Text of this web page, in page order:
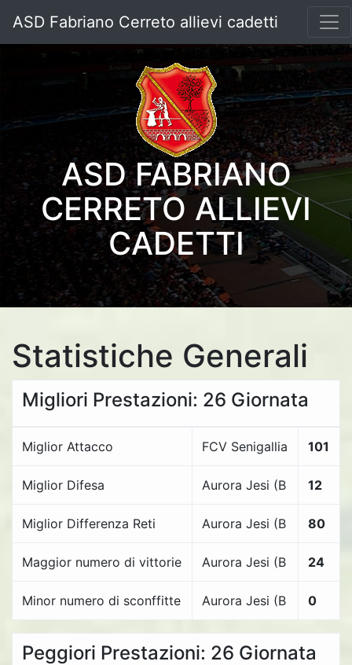
ASD Fabriano Cerreto allievi cadetti
ASD FABRIANO
CERRETO ALLIEVI
CADETTI
Statistiche Generali
Migliori Prestazioni: 26 Giornata
Miglior Attacco FCV Senigallia 101
Miglior Difesa Aurora Jesi (B 12
Miglior Differenza Reti Aurora Jesi (B 80
Maggior numero di vittorie Aurora Jesi (B 24
Minor numero di sconffitte Aurora Jesi (B 0
Peggiori Prestazioni: 26 Giornata